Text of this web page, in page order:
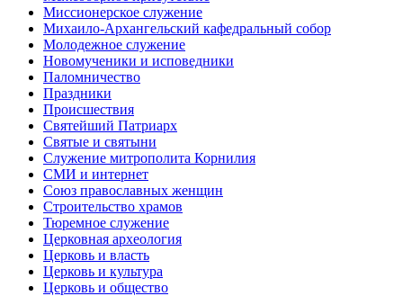
Миссионерское служение
Михаило-Архангельский кафедральный собор
Молодежное служение
Новомученики и исповедники
Паломничество
Праздники
Происшествия
Святейший Патриарх
Святые и святыни
Служение митрополита Корнилия
СМИ и интернет
Союз православных женщин
Строительство храмов
Тюремное служение
Церковная археология
Церковь и власть
Церковь и культура
Церковь и общество